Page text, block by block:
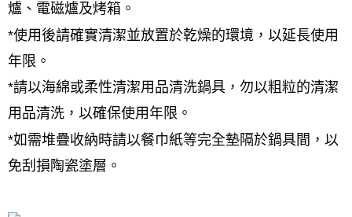
爐、電磁爐及烤箱。
*使用後請確實清潔並放置於乾燥的環境，以延長使用
年限。
*請以海綿或柔性清潔用品清洗鍋具，勿以粗粒的清潔
用品清洗，以確保使用年限。
*如需堆疊收納時請以餐巾紙等完全墊隔於鍋具間，以
免刮損陶瓷塗層。